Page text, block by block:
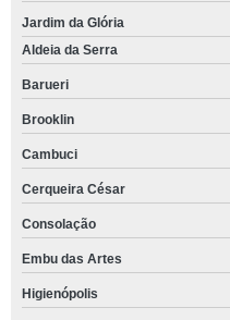
Jardim da Glória
Aldeia da Serra
Barueri
Brooklin
Cambuci
Cerqueira César
Consolação
Embu das Artes
Higienópolis